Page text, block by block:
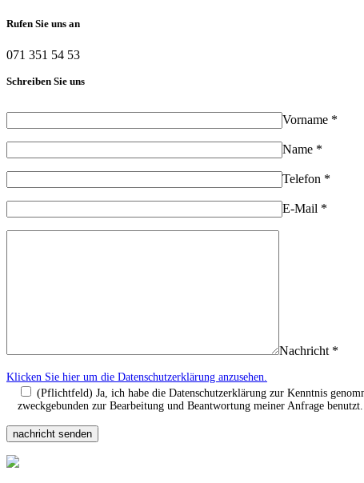
Rufen Sie uns an
071 351 54 53
Schreiben Sie uns
Vorname *
Name *
Telefon *
E-Mail *
Nachricht *
Klicken Sie hier um die Datenschutzerklärung anzusehen.
(Pflichtfeld) Ja, ich habe die Datenschutzerklärung zur Kenntnis
zweckgebunden zur Bearbeitung und Beantwortung meiner Anfrage